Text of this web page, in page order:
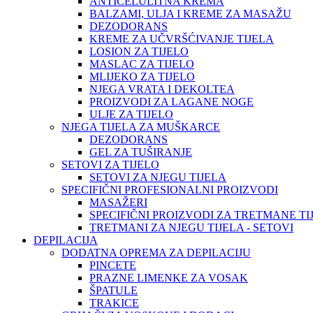
BALZAMI, ULJA I KREME ZA MASAŽU
DEZODORANS
KREME ZA UČVRŠĆIVANJE TIJELA
LOSION ZA TIJELO
MASLAC ZA TIJELO
MLIJEKO ZA TIJELO
NJEGA VRATA I DEKOLTEA
PROIZVODI ZA LAGANE NOGE
ULJE ZA TIJELO
NJEGA TIJELA ZA MUŠKARCE
DEZODORANS
GEL ZA TUŠIRANJE
SETOVI ZA TIJELO
SETOVI ZA NJEGU TIJELA
SPECIFIČNI PROFESIONALNI PROIZVODI
MASAŽERI
SPECIFIČNI PROIZVODI ZA TRETMANE
TRETMANI ZA NJEGU TIJELA - SETOVI
DEPILACIJA
DODATNA OPREMA ZA DEPILACIJU
PINCETE
PRAZNE LIMENKE ZA VOSAK
ŠPATULE
TRAKICE